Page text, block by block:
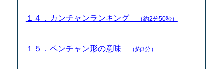
１４．カンチャンランキング （約2分50秒）
１５．ペンチャン形の意味 （約3分）